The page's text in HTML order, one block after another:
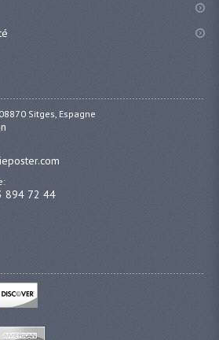
Sitges, Espagne
894 72 44